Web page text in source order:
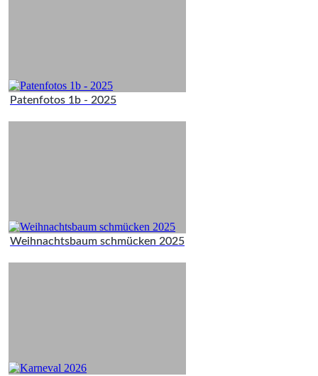
Patenfotos 1b - 2025
Weihnachtsbaum schmücken 2025